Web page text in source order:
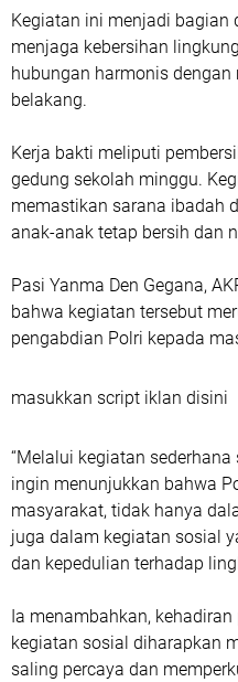
Kegiatan ini menjadi
menjaga kebersihan
hubungan harmonis
belakang.
Kerja bakti meliputi
gedung sekolah minggu.
memastikan sarana ibadah
anak-anak tetap bersih dan
Pasi Yanma Den Gegana,
bahwa kegiatan tersebut
pengabdian Polri kepada
masukkan script iklan disini
“Melalui kegiatan
ingin menunjukkan bahwa
masyarakat, tidak hanya
juga dalam kegiatan sosial
dan kepedulian terhadap
Ia menambahkan,
kegiatan sosial diharapkan
saling percaya dan